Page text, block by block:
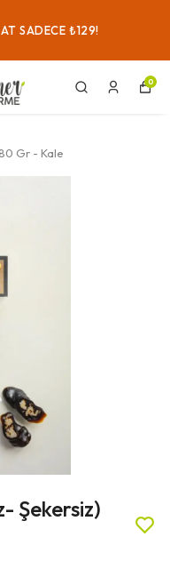
SADECE ₺129!
0
Gr - Kale
Şekersiz)